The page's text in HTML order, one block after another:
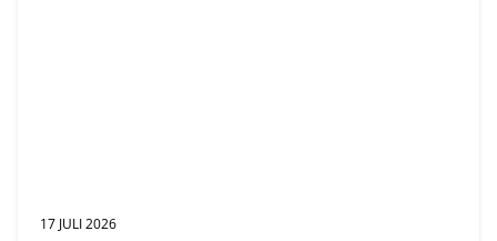
17 JULI 2026